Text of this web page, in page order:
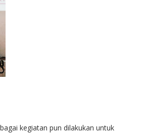
kegiatan pun dilakukan untuk